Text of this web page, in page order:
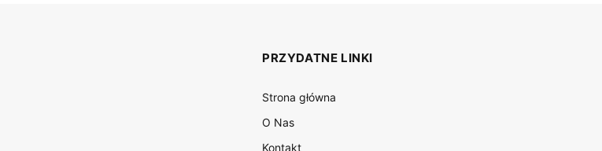
PRZYDATNE LINKI
Strona główna
O Nas
Kontakt